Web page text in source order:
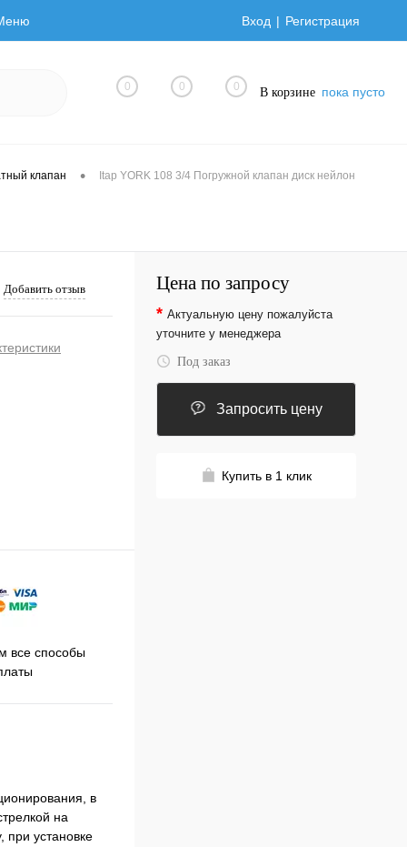
Вход Регистрация
0 0 0 В корзине пока пусто
клапан • Itap YORK 108 3/4 Погружной клапан диск нейлон
Добавить отзыв
все способы
в
на
при установке
Цена по запросу
* Актуальную цену пожалуйста
уточните у менеджера
Под заказ
Запросить цену
Купить в 1 клик